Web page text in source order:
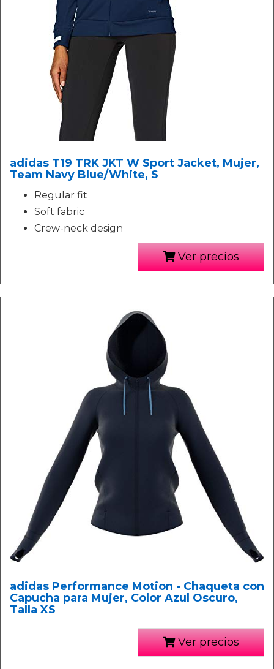
adidas T19 TRK JKT W Sport Jacket, Mujer,
Team Navy Blue/White, S
Regular fit
Soft fabric
Crew-neck design
Ver precios
adidas Performance Motion - Chaqueta con
Capucha para Mujer, Color Azul Oscuro,
Talla XS
Ver precios